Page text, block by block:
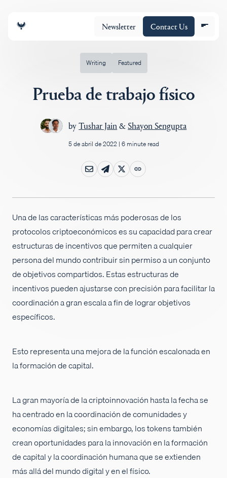
Newsletter Contact Us
Equipo
Policy
Empleos
Writing Featured
Prueba de trabajo físico
byTushar Jain&Shayon Sengupta
5 de abril de 2022| 6 minute read
Una de las características más poderosas de los
protocolos criptoeconómicos es su capacidad para crear
estructuras de incentivos que permiten a cualquier
persona del mundo contribuir sin permiso a un conjunto
de objetivos compartidos. Estas estructuras de
incentivos pueden ajustarse con precisión para facilitar la
coordinación a gran escala a fin de lograr objetivos
específicos.
Esto representa una mejora de la función escalonada en
la formación de capital.
La gran mayoría de la criptoinnovación hasta la fecha se
ha centrado en la coordinación de comunidades y
economías digitales; sin embargo, los tokens también
crean oportunidades para la innovación en la formación
de capital y la coordinación humana que se extienden
más allá del mundo digital y en el físico.